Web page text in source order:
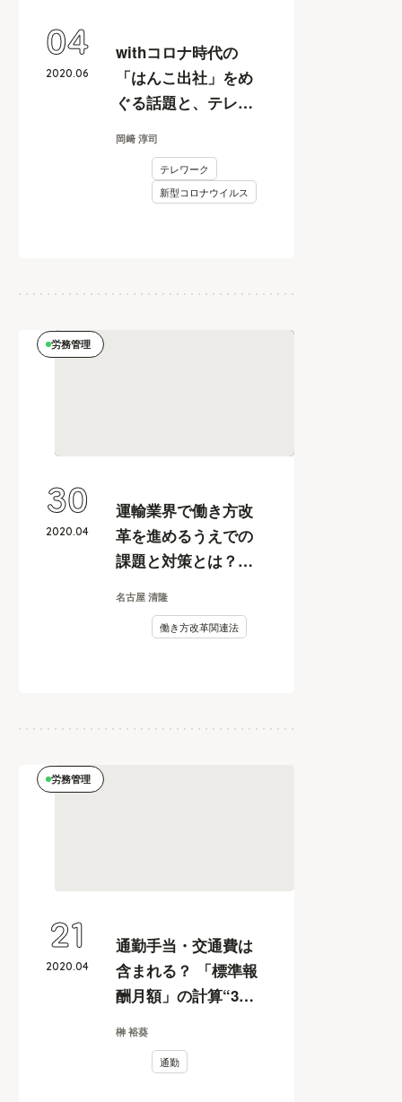
withコロナ時代の
「はんこ出社」をめ
ぐる話題と、テレワ
社要因の解説
岡﨑 淳司
テレワーク
新型コロナウイルス
2020.06
04
労務管理
運輸業界で働き方改
革を進めるうえでの
課題と対策とは？
人事カイカク#2】
名古屋 清隆
働き方改革関連法
2020.04
30
労務管理
通勤手当・交通費は
含まれる？ 「標準報
酬月額」の計算“3つ
榊 裕葵
通勤
2020.04
21